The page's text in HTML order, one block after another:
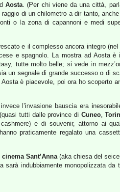
Aosta. (Per chi viene da una città,
di un chilometro a dir tanto,
o la zona di capannoni e medi
e il complesso ancora integro
e spagnolo. La mostra ad Aosta
tutte molto belle; si vede in
un segnale di grande successo o di
è piacevole, poi ora ho scoperto
l’invasione bauscia era
tutti dalle province di Cuneo,
e di souvenir, attorno ai
praticamente regalato una
cinema Sant’Anna(aka chiesa del
sarà indubbiamente monopolizzata da